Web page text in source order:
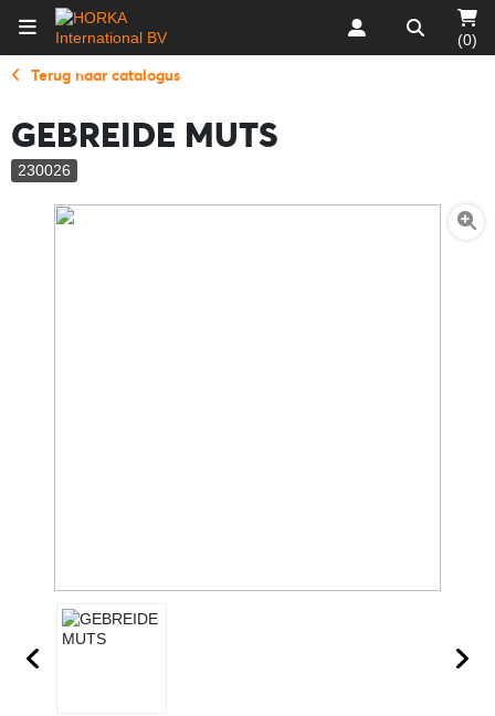
(0)
Terug naar catalogus
GEBREIDE MUTS
230026